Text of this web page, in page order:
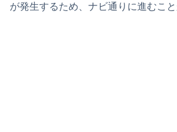
が発生するため、ナビ通りに進むこと